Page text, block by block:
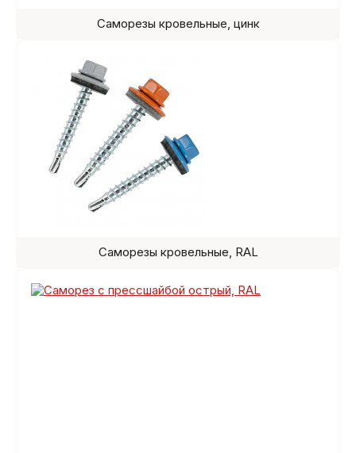
Саморезы кровельные, цинк
Саморезы кровельные, RAL